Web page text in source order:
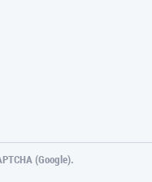
(Google).